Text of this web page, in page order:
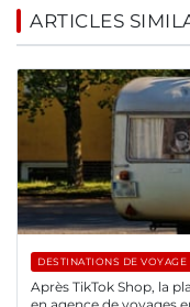
ARTICLES
DESTINATIONS DE VOYAGE
Après TikTok Shop, la